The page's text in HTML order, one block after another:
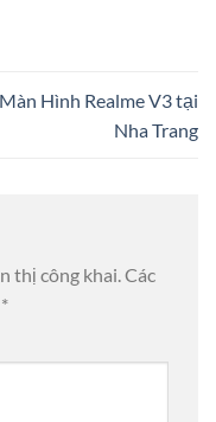
Hình Realme V3 tại
Nha Trang
thị công khai. Các
*